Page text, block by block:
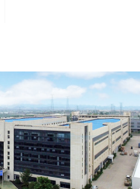
90/90-12
100/90-10
Disc/Drum
mechanical